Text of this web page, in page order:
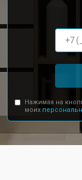
Нажимая на
моих